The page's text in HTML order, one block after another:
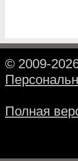
© 2009-
Полная